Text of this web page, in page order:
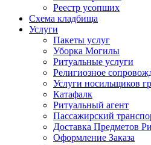
Реестр усопших
Схема кладбища
Услуги
Пакеты услуг
Уборка Могилы
Ритуальные услуги
Религиозное
Услуги носильщиков
Катафалк
Ритуальный агент
Пассажирский
Доставка Предметов
Оформление Заказа